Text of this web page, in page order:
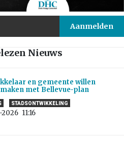
Nieuws
en gemeente willen
met Bellevue-plan
STADSONTWIKKELING
11:16